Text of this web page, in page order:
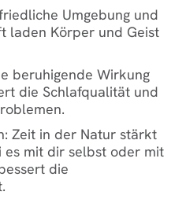
Umgebung und
laden Körper und Geist
beruhigende Wirkung
die Schlafqualität und
: Zeit in der Natur stärkt
es mit dir selbst oder mit
die